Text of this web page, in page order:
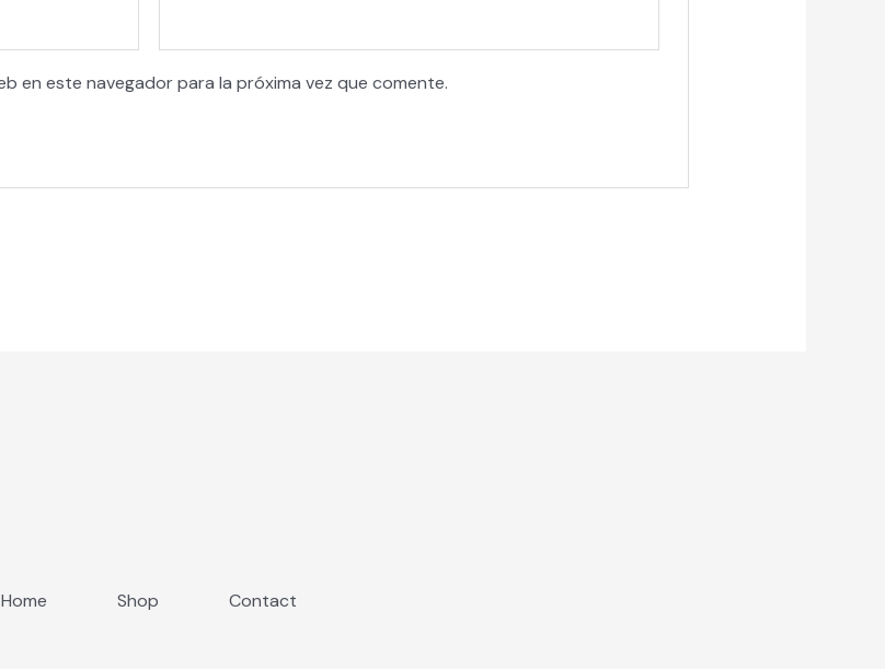
en este navegador para la próxima vez que comente.
Home Shop Contact